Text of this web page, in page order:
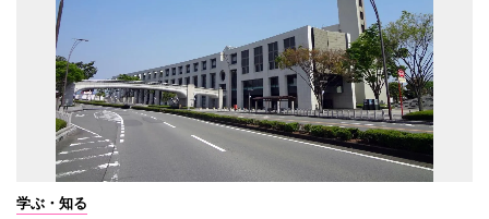
学ぶ・知る